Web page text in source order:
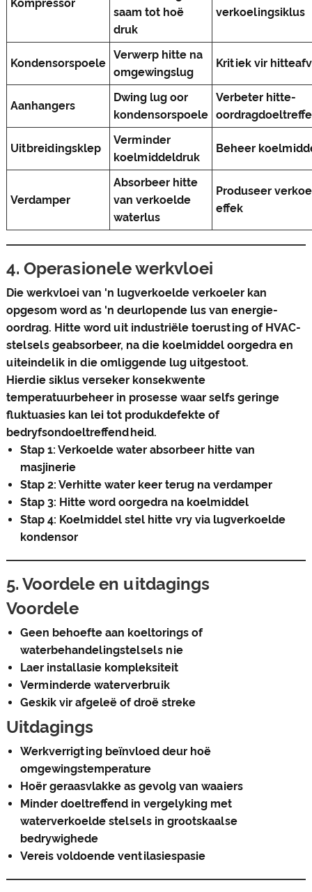
Kompressor
saam tot hoë
druk
verkoelingsiklus
Kondensorspoele
Verwerp hitte na
omgewingslug
Kritiek vir
Aanhangers
Dwing lug oor
kondensorspoele
Verbeter hitte-
Uitbreidingsklep
Verminder
koelmiddeldruk
Beheer
Verdamper
Absorbeer hitte
van verkoelde
waterlus
Produseer
effek
4. Operasionele werkvloei
Die werkvloei van 'n lugverkoelde verkoeler kan
opgesom word as 'n deurlopende lus van energie-
oordrag. Hitte word uit industriële toerusting of HVAC-
stelsels geabsorbeer, na die koelmiddel oorgedra en
uiteindelik in die omliggende lug uitgestoot.
Hierdie siklus verseker konsekwente
temperatuurbeheer in prosesse waar selfs geringe
fluktuasies kan lei tot produkdefekte of
bedryfsondoeltreffendheid.
Stap 1: Verkoelde water absorbeer hitte van
masjinerie
Stap 2: Verhitte water keer terug na verdamper
Stap 3: Hitte word oorgedra na koelmiddel
Stap 4: Koelmiddel stel hitte vry via lugverkoelde
kondensor
5. Voordele en uitdagings
Voordele
Geen behoefte aan koeltorings of
waterbehandelingstelsels nie
Laer installasie kompleksiteit
Verminderde waterverbruik
Geskik vir afgeleë of droë streke
Uitdagings
Werkverrigting beïnvloed deur hoë
omgewingstemperature
Hoër geraasvlakke as gevolg van waaiers
Minder doeltreffend in vergelyking met
waterverkoelde stelsels in grootskaalse
bedrywighede
Vereis voldoende ventilasiespasie